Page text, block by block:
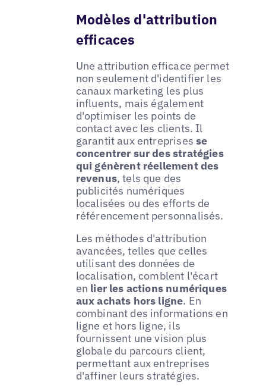
Modèles d'attribution
efficaces
Une attribution efficace permet
non seulement d'identifier les
canaux marketing les plus
influents, mais également
d'optimiser les points de
contact avec les clients. Il
garantit aux entreprisesse
concentrer sur des stratégies
qui génèrent réellement des
revenus, tels que des
publicités numériques
localisées ou des efforts de
référencement personnalisés.
Les méthodes d'attribution
avancées, telles que celles
utilisant des données de
localisation, comblent l'écart
en lier les actions numériques
aux achats hors ligne. En
combinant des informations en
ligne et hors ligne, ils
fournissent une vision plus
globale du parcours client,
permettant aux entreprises
d'affiner leurs stratégies.